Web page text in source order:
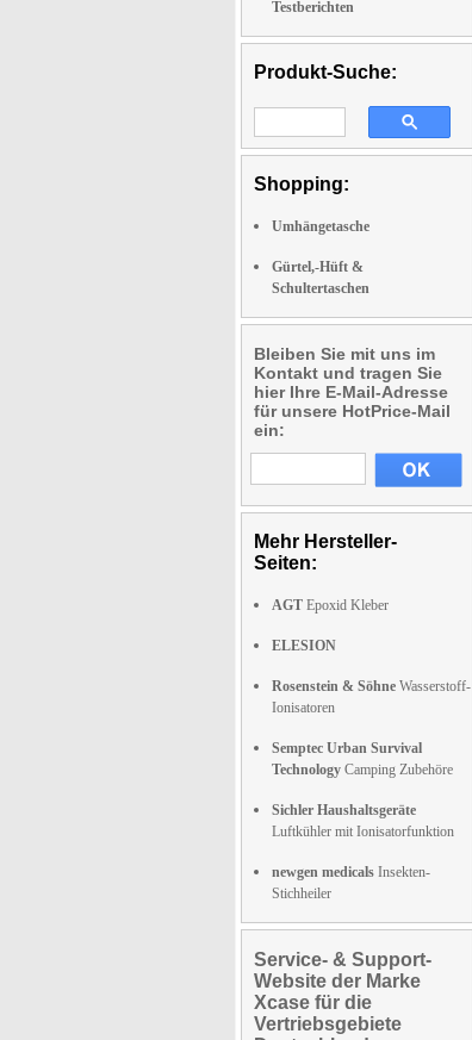
Testberichten
Produkt-Suche:
Shopping:
Umhängetasche
Gürtel,-Hüft &
Schultertaschen
Bleiben Sie mit uns im
Kontakt und tragen Sie
hier Ihre E-Mail-Adresse
für unsere HotPrice-Mail
ein:
Mehr Hersteller-
Seiten:
AGT Epoxid Kleber
ELESION
Rosenstein & Söhne Wasserstoff-
Ionisatoren
Semptec Urban Survival
Technology Camping Zubehöre
Sichler Haushaltsgeräte
Luftkühler mit Ionisatorfunktion
newgen medicals Insekten-
Stichheiler
Service- & Support-
Website der Marke
Xcase für die
Vertriebsgebiete